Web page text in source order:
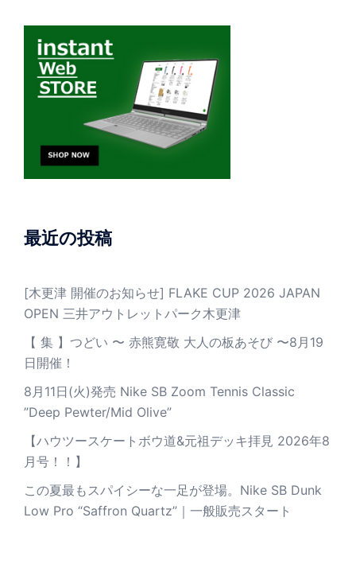
最近の投稿
[木更津 開催のお知らせ] FLAKE CUP 2026 JAPAN
OPEN 三井アウトレットパーク木更津
【 集 】つどい 〜 赤熊寛敬 大人の板あそび 〜8月19
日開催！
8月11日(火)発売 Nike SB Zoom Tennis Classic
”Deep Pewter/Mid Olive”
【ハウツースケートボウ道&元祖デッキ拝見 2026年8
月号！！】
この夏最もスパイシーな一足が登場。Nike SB Dunk
Low Pro “Saffron Quartz”｜一般販売スタート